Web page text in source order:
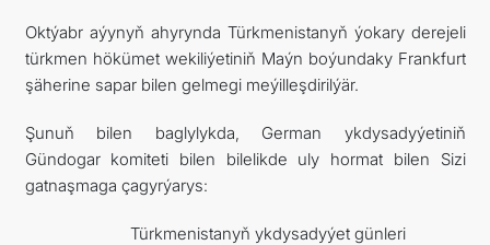
Oktýabr aýynyň ahyrynda Türkmenistanyň ýokary derejeli
türkmen hökümet wekiliýetiniň Maýn boýundaky Frankfurt
şäherine sapar bilen gelmegi meýilleşdirilýär.
Şunuň bilen baglylykda, German ykdysadyýetiniň
Gündogar komiteti bilen bilelikde uly hormat bilen Sizi
gatnaşmaga çagyrýarys:
Türkmenistanyň ykdysadyýet günleri